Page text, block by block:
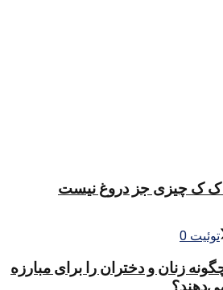
ک ک چیزی جز دروغ نیست
توئیت 0
زنان و دختران را برای مبارزه